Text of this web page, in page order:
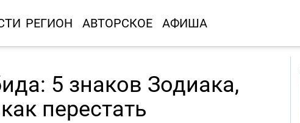
РЕГИОН АВТОРСКОЕ АФИША
5 знаков Зодиака,
перестать